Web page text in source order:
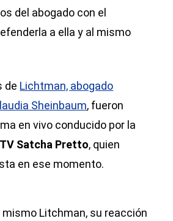
del abogado con el
a ella y al mismo
de Lichtman, abogado
Sheinbaum, fueron
en vivo conducido por la
Satcha Pretto, quien
en ese momento.
mismo Litchman, su reacción